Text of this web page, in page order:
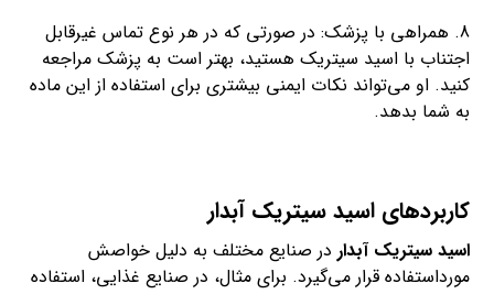
8. همراهی با پزشک: در صورتی که در هر نوع تماس غیرقابل
اجتناب با اسید سیتریک هستید، بهتر است به پزشک مراجعه
کنید. او می‌تواند نکات ایمنی بیشتری برای استفاده از این ماده
به شما بدهد.
کاربردهای اسید سیتریک آبدار
اسید سیتریک آبدار در صنایع مختلف به دلیل خواصش
مورداستفاده قرار می‌گیرد. برای مثال، در صنایع غذایی، استفاده